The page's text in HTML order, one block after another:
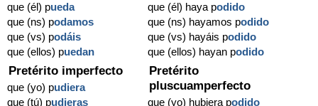
que (él) pueda
que (ns) podamos
que (vs) podáis
que (ellos) puedan
que (él) haya podido
que (ns) hayamos podido
que (vs) hayáis podido
que (ellos) hayan podido
Pretérito imperfecto
que (yo) pudiera
que (tú) pudieras
Pretérito
pluscuamperfecto
que (yo) hubiera podido